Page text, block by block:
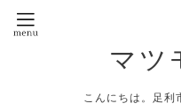
マツ
こんにちは。足利